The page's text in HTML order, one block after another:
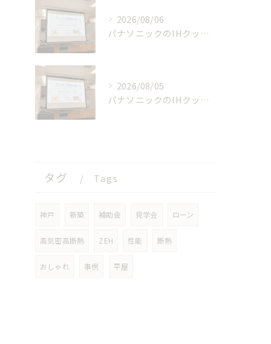
2026/08/06
パナソニックのIHクッキングヒーターの工場見学に参加しました！【後編】
2026/08/05
パナソニックのIHクッキングヒーターの工場見学に参加しました！【前編】
タグ Tags
神戸 新築 補助金 見学会 ローン
高気密高断熱 ZEH 性能 断熱
おしゃれ 事例 平屋